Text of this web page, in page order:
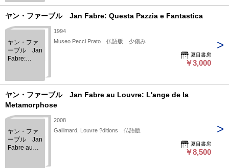
beeldende
kunstenaar
Watou '95
ヤン・ファーブル Jan Fabre: Questa Pazzia e Fantastica
ヤン・ファ
ーブル Jan
Fabre:
Fantastica
1994
Museo Pecci Prato 仏語版 少傷み
夏目書房
￥3,000
ヤン・ファーブル Jan Fabre au Louvre: L'ange de la
Metamorphose
ヤン・ファ
ーブル Jan
Fabre au
2008
Gallimard, Louvre ?ditions 仏語版
夏目書房
￥8,500